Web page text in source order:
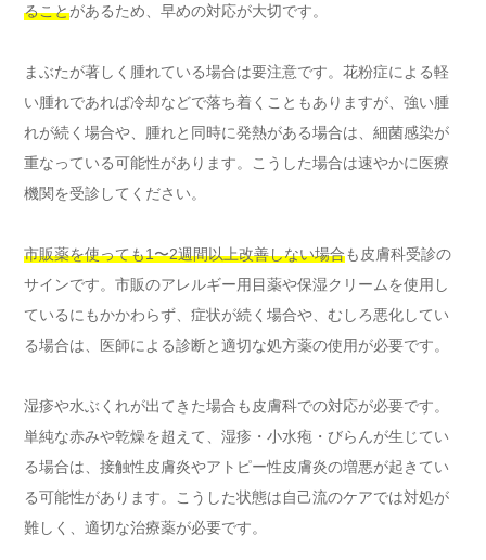
ることがあるため、早めの対応が大切です。
まぶたが著しく腫れている場合は要注意です。花粉症による軽
い腫れであれば冷却などで落ち着くこともありますが、強い腫
れが続く場合や、腫れと同時に発熱がある場合は、細菌感染が
重なっている可能性があります。こうした場合は速やかに医療
機関を受診してください。
市販薬を使っても1〜2週間以上改善しない場合も皮膚科受診の
サインです。市販のアレルギー用目薬や保湿クリームを使用し
ているにもかかわらず、症状が続く場合や、むしろ悪化してい
る場合は、医師による診断と適切な処方薬の使用が必要です。
湿疹や水ぶくれが出てきた場合も皮膚科での対応が必要です。
単純な赤みや乾燥を超えて、湿疹・小水疱・びらんが生じてい
る場合は、接触性皮膚炎やアトピー性皮膚炎の増悪が起きてい
る可能性があります。こうした状態は自己流のケアでは対処が
難しく、適切な治療薬が必要です。